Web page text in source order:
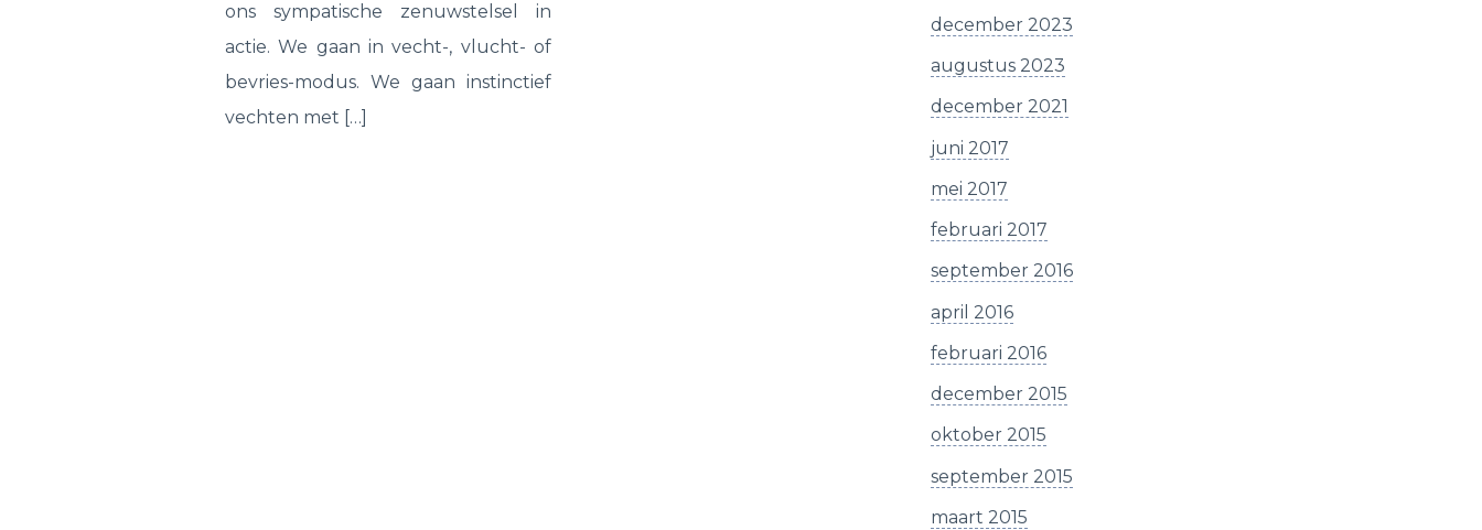
ons sympatische zenuwstelsel in
actie. We gaan in vecht-, vlucht- of
bevries-modus. We gaan instinctief
vechten met […]
december 2023
augustus 2023
december 2021
juni 2017
mei 2017
februari 2017
september 2016
april 2016
februari 2016
december 2015
oktober 2015
september 2015
maart 2015